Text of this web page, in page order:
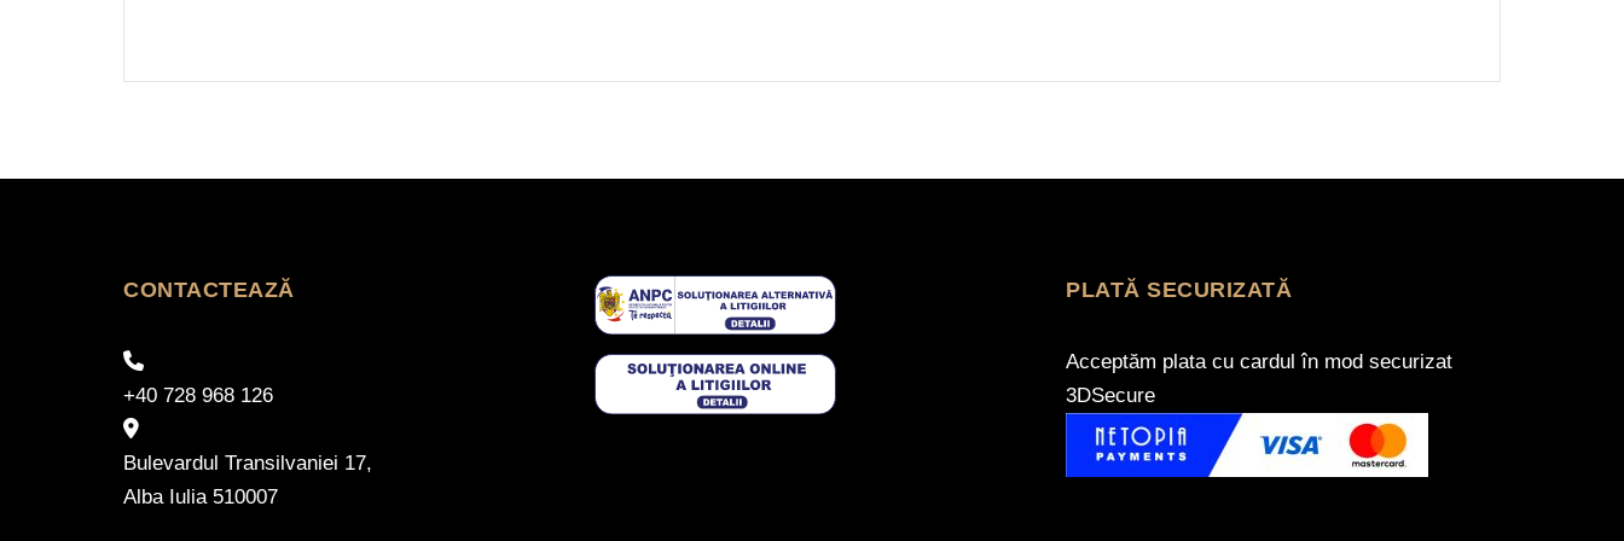
CONTACTEAZĂ
+40 728 968 126
Bulevardul Transilvaniei 17,
Alba Iulia 510007
PLATĂ SECURIZATĂ
Acceptăm plata cu cardul în mod securizat
3DSecure